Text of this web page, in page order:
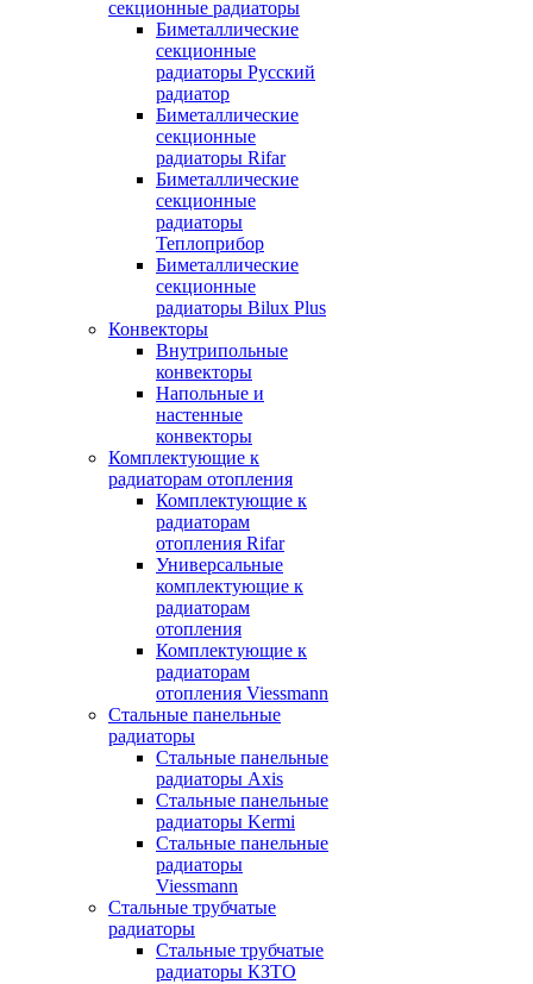
секционные радиаторы
Биметаллические
секционные
радиаторы Русский
радиатор
Биметаллические
секционные
радиаторы Rifar
Биметаллические
секционные
радиаторы
Теплоприбор
Биметаллические
секционные
радиаторы Bilux Plus
Конвекторы
Внутрипольные
конвекторы
Напольные и
настенные
конвекторы
Комплектующие к
радиаторам отопления
Комплектующие к
радиаторам
отопления Rifar
Универсальные
комплектующие к
радиаторам
отопления
Комплектующие к
радиаторам
отопления Viessmann
Стальные панельные
радиаторы
Стальные панельные
радиаторы Axis
Стальные панельные
радиаторы Kermi
Стальные панельные
радиаторы
Viessmann
Стальные трубчатые
радиаторы
Стальные трубчатые
радиаторы КЗТО